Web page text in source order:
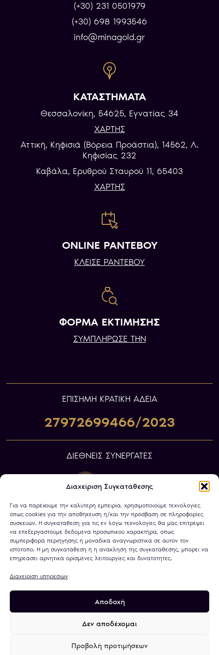
Διαχείριση Συγκατάθεσης
Για να παρέχουμε την καλύτερη εμπειρία, χρησιμοποιούμε τεχνολογίες
όπως cookies για την αποθήκευση ή/και την πρόσβαση σε πληροφορίες
συσκευών. Η συγκατάθεση για τις εν λόγω τεχνολογίες θα μας επιτρέψει
να επεξεργαστούμε δεδομένα προσωπικού χαρακτήρα, όπως
συμπεριφορά περιήγησης ή μοναδικά αναγνωριστικά σε αυτόν τον
ιστότοπο. Η μη συγκατάθεση ή η ανάκληση της συγκατάθεσης, μπορεί να
επηρεάσει αρνητικά ορισμένες λειτουργίες και δυνατότητες.
Διαχείριση υπηρεσιών
Αποδοχή
Δεν αποδέχομαι
Προβολή προτιμήσεων
(+30) 231 0501979
(+30) 698 1993546
info@minagold.gr
ΚΑΤΑΣΤΗΜΑΤΑ
Θεσσαλονίκη, 54625, Εγνατίας 34
ΧΑΡΤΗΣ
Αττική, Κηφισιά (Βόρεια Προάστια), 14562, Λ.
Κηφισίας 232
Καβάλα, Eρυθρού Σταυρού 11, 65403
ΧΑΡΤΗΣ
ONLINE ΡΑΝΤΕΒΟΥ
ΚΛΕΙΣΕ ΡΑΝΤΕΒΟΥ
ΦΟΡΜΑ ΕΚΤΙΜΗΣΗΣ
ΣΥΜΠΛΗΡΩΣΕ ΤΗΝ
ΕΠIΣΗΜΗ ΚΡΑΤΙΚΗ ΑΔΕΙΑ
27972699466/2023
ΔΙΕΘΝΕΙΣ ΣΥΝΕΡΓΑΤΕΣ
Πολιτική Απορρήτου
Όροι Χρήσης
Χρήση Cookies
Τραπεζικοί Λογαριασμοί